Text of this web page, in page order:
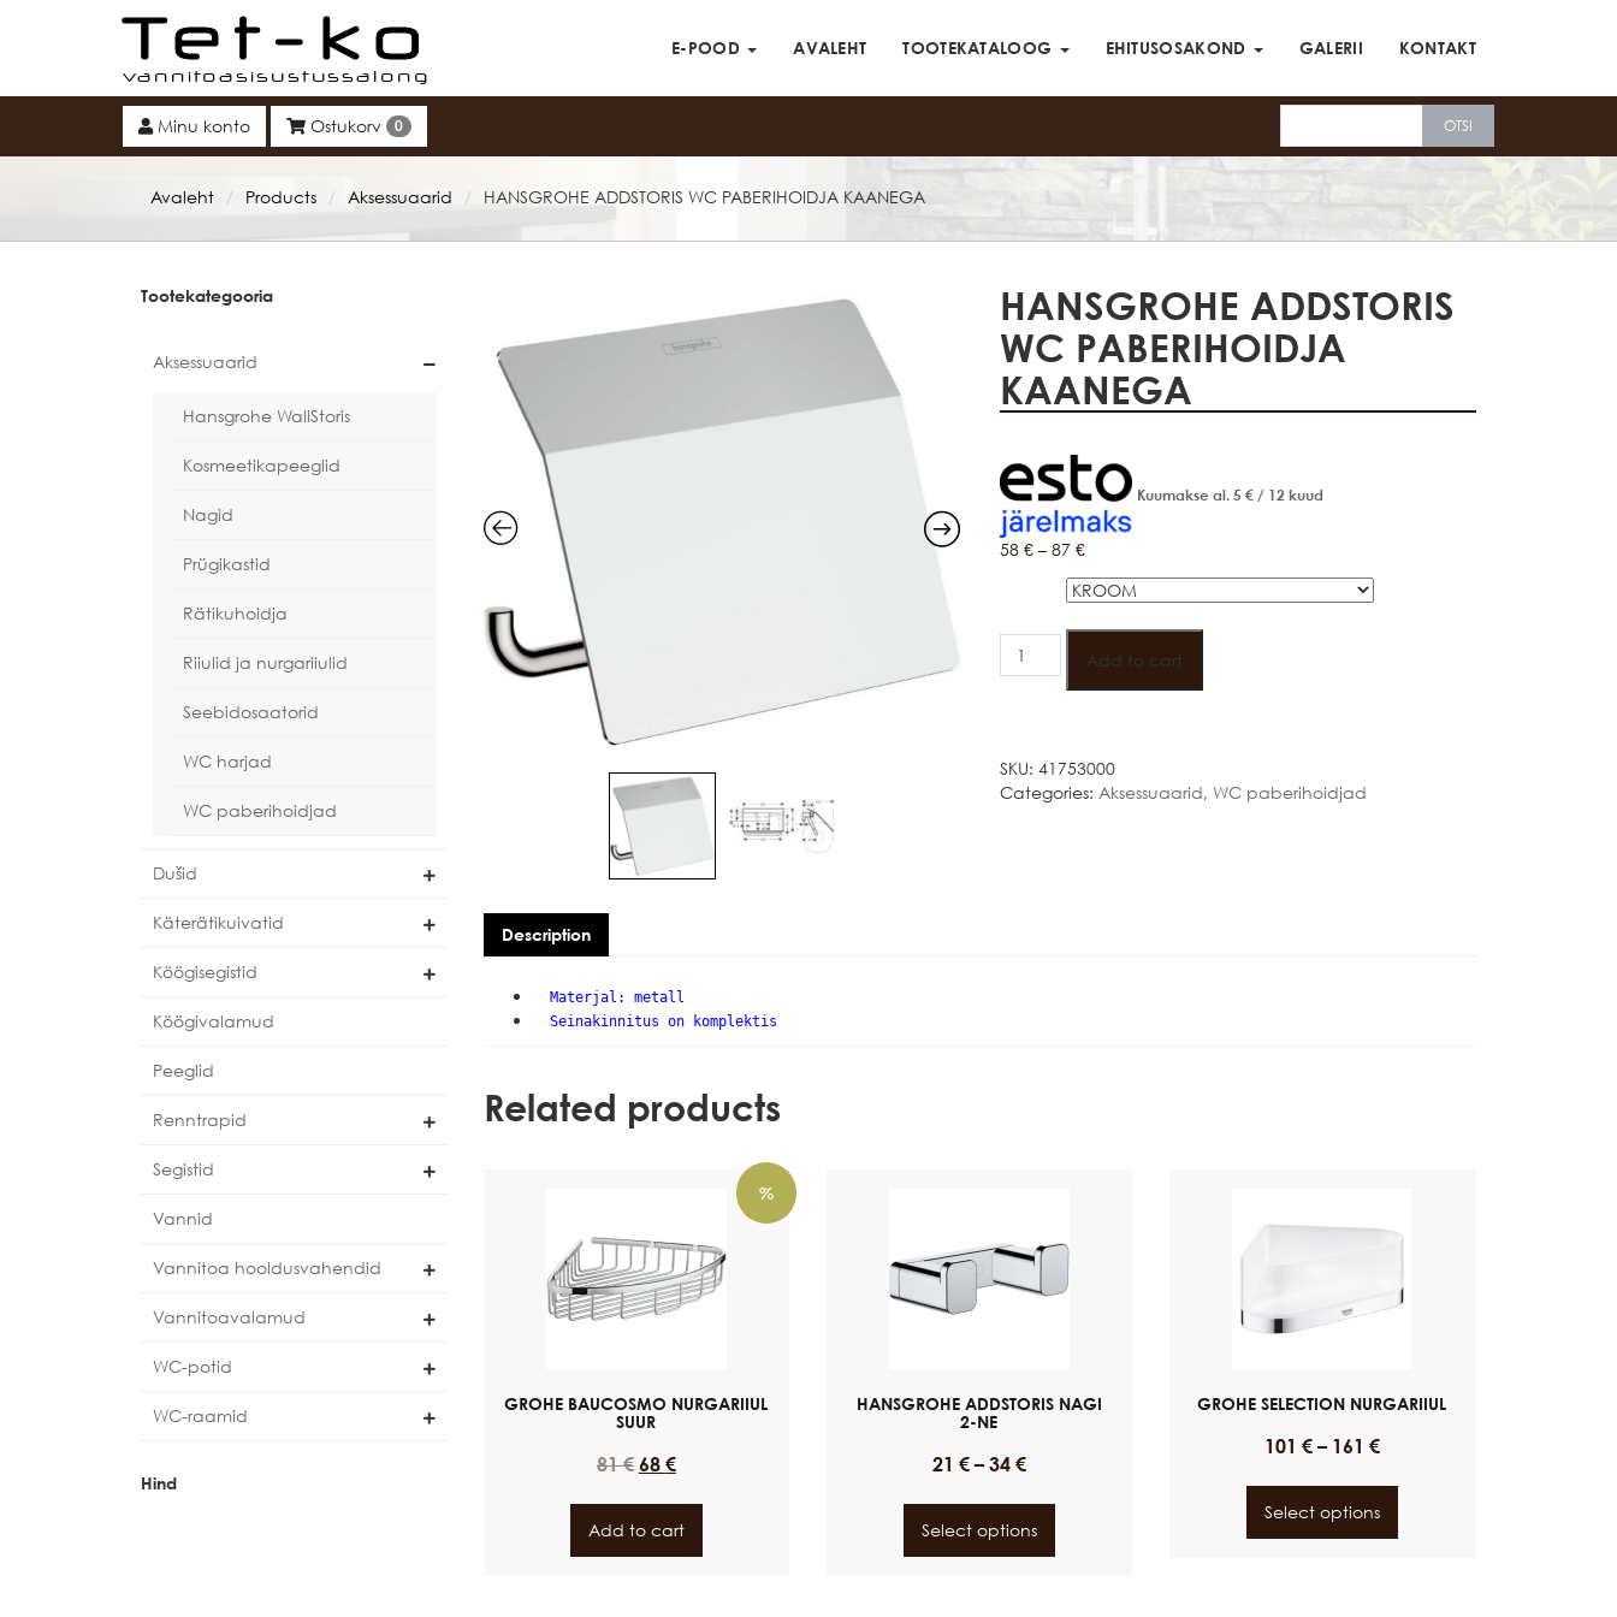
Tet-ko E-POOD AVALEHT TOOTEKATALOOG EHITUSOSAKOND GALERII KONTAKT
Minu konto Ostukorv 0
Avaleht / Products / Aksessuaarid / HANSGROHE ADDSTORIS WC PABERIHOIDJA KAANEGA
Tootekategooria
Aksessuaarid
Hansgrohe WallStoris
Kosmeetikapeeglid
Nagid
Prügikastid
Rätikuhoidja
Riiulid ja nurgariiulid
Seebidosaatorid
WC harjad
WC paberihoidjad
Dušid
Käterätikuivatid
Köögisegistid
Köögivalamud
Peeglid
Renntrapid
Segistid
Vannid
Vannitoa hooldusvahendid
Vannitoavalamud
WC-potid
WC-raamid
Hind
HANSGROHE ADDSTORIS
WC PABERIHOIDJA
KAANEGA
Kuumakse al. 5 € / 12 kuud
58 € – 87 €
HANSGROHE
ADDSTORIS Add to cart
SKU: 41753000
Categories: Aksessuaarid, WC paberihoidjad
Description
Materjal: metall
Seinakinnitus on komplektis
Related products
%
GROHE BAUCOSMO NURGARIIUL
SUUR
81€ 68 €
Add to cart
HANSGROHE ADDSTORIS NAGI
2-NE
21 €– 34 €
Select options
GROHE SELECTION NURGARIIUL
101 €– 161 €
Select options